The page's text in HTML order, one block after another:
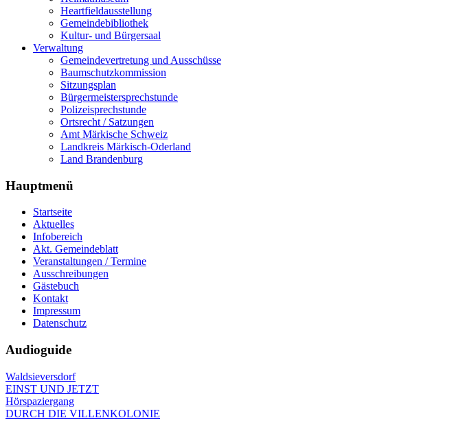
Heartfieldausstellung
Gemeindebibliothek
Kultur- und Bürgersaal
Verwaltung
Gemeindevertretung und Ausschüsse
Baumschutzkommission
Sitzungsplan
Bürgermeistersprechstunde
Polizeisprechstunde
Ortsrecht / Satzungen
Amt Märkische Schweiz
Landkreis Märkisch-Oderland
Land Brandenburg
Hauptmenü
Startseite
Aktuelles
Infobereich
Akt. Gemeindeblatt
Veranstaltungen / Termine
Ausschreibungen
Gästebuch
Kontakt
Impressum
Datenschutz
Audioguide
Waldsieversdorf
EINST UND JETZT
Hörspaziergang
DURCH DIE VILLENKOLONIE